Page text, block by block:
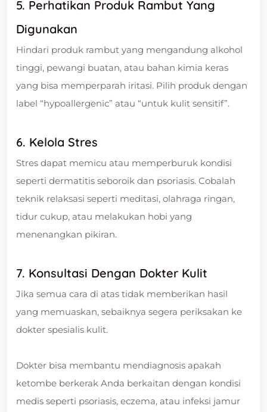
5. Perhatikan Produk Rambut Yang
Digunakan
Hindari produk rambut yang mengandung alkohol
tinggi, pewangi buatan, atau bahan kimia keras
yang bisa memperparah iritasi. Pilih produk dengan
label “hypoallergenic” atau “untuk kulit sensitif”.
6. Kelola Stres
Stres dapat memicu atau memperburuk kondisi
seperti dermatitis seboroik dan psoriasis. Cobalah
teknik relaksasi seperti meditasi, olahraga ringan,
tidur cukup, atau melakukan hobi yang
menenangkan pikiran.
7. Konsultasi Dengan Dokter Kulit
Jika semua cara di atas tidak memberikan hasil
yang memuaskan, sebaiknya segera periksakan ke
dokter spesialis kulit.
Dokter bisa membantu mendiagnosis apakah
ketombe berkerak Anda berkaitan dengan kondisi
medis seperti psoriasis, eczema, atau infeksi jamur